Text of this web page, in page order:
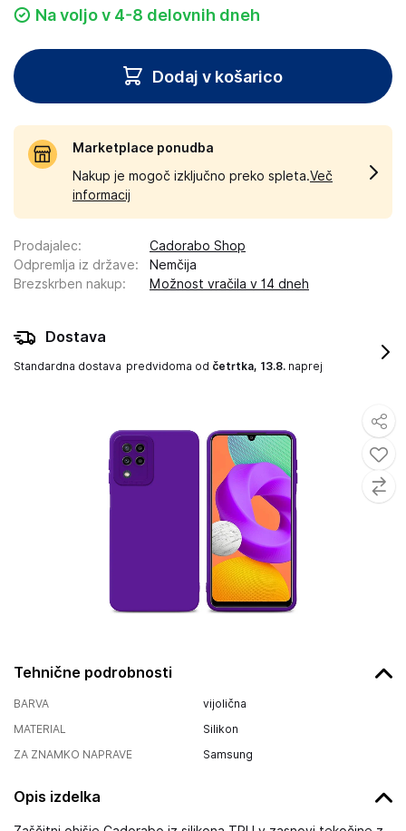
Tehnične podrobnosti
BARVA
vijolična
MATERIAL
Silikon
ZA ZNAMKO NAPRAVE
Samsung
Opis izdelka
Na voljo v 4-8 delovnih dneh
Dodaj v košarico
Marketplace ponudba
Nakup je mogoč izključno preko spleta.Več
informacij
Prodajalec:
Cadorabo Shop
Odpremlja iz države:
Nemčija
Brezskrben nakup: Možnost vračila v 14 dneh
Dostava
Standardna dostava predvidoma od četrtka, 13.8. naprej